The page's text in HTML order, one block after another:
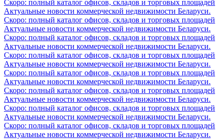
Скоро: полный каталог офисов, складов и торговых площадей
Актуальные новости коммерческой недвижимости Беларуси.
Скоро: полный каталог офисов, складов и торговых площадей
Актуальные новости коммерческой недвижимости Беларуси.
Скоро: полный каталог офисов, складов и торговых площадей
Актуальные новости коммерческой недвижимости Беларуси.
Скоро: полный каталог офисов, складов и торговых площадей
Актуальные новости коммерческой недвижимости Беларуси.
Скоро: полный каталог офисов, складов и торговых площадей
Актуальные новости коммерческой недвижимости Беларуси.
Скоро: полный каталог офисов, складов и торговых площадей
Актуальные новости коммерческой недвижимости Беларуси.
Скоро: полный каталог офисов, складов и торговых площадей
Актуальные новости коммерческой недвижимости Беларуси.
Скоро: полный каталог офисов, складов и торговых площадей
Актуальные новости коммерческой недвижимости Беларуси.